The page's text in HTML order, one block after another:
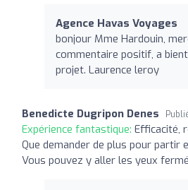
Agence Havas Voyages
bonjour Mme Hardouin,
commentaire positif, a
projet. Laurence leroy
Benedicte Dugripon Denes
Expérience fantastique: Efficacité,
Que demander de plus pour partir
Vous pouvez y aller les yeux